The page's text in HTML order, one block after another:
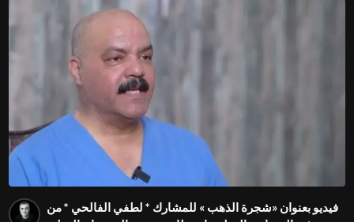
فيديو بعنوان «شجرة الذهب » للمشارك * لطفي الفالحي * من